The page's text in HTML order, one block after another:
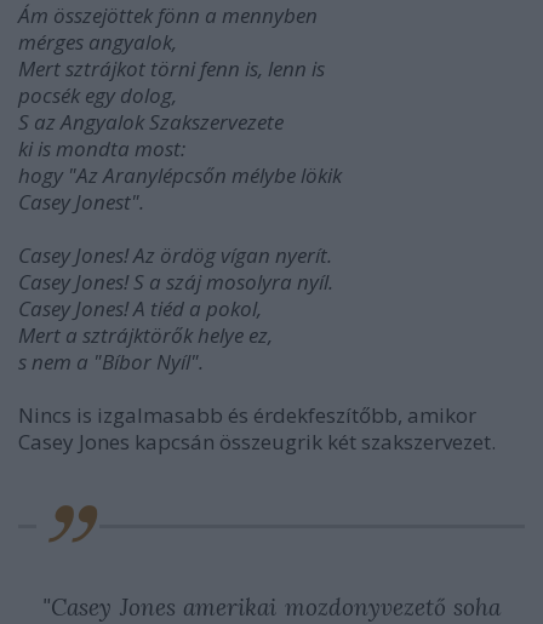
Ám összejöttek fönn a mennyben
mérges angyalok,
Mert sztrájkot törni fenn is, lenn is
pocsék egy dolog,
S az Angyalok Szakszervezete
ki is mondta most:
hogy "Az Aranylépcsőn mélybe lökik
Casey Jonest".
Casey Jones! Az ördög vígan nyerít.
Casey Jones! S a száj mosolyra nyíl.
Casey Jones! A tiéd a pokol,
Mert a sztrájktörők helye ez,
s nem a "Bíbor Nyíl".
Nincs is izgalmasabb és érdekfeszítőbb, amikor
Casey Jones kapcsán összeugrik két szakszervezet.
"Casey Jones amerikai mozdonyvezető soha